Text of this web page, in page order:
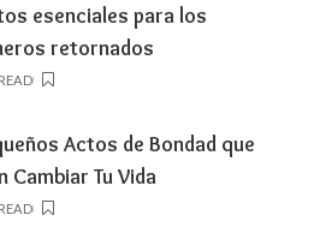
esenciales para los
retornados
Actos de Bondad que
Cambiar Tu Vida